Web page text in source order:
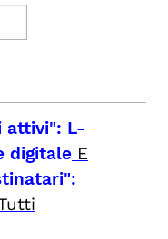
attivi": L-
digitale E